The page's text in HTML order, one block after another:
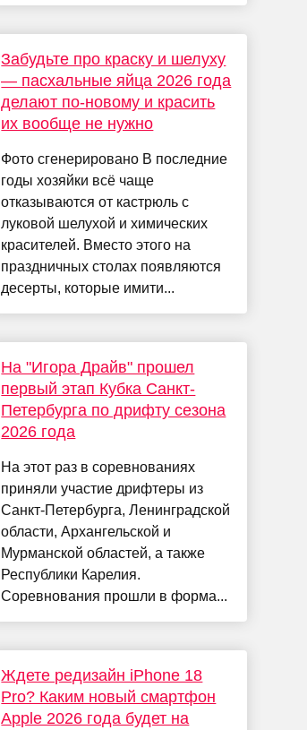
Забудьте про краску и шелуху
— пасхальные яйца 2026 года
делают по-новому и красить
их вообще не нужно
Фото сгенерировано В последние
годы хозяйки всё чаще
отказываются от кастрюль с
луковой шелухой и химических
красителей. Вместо этого на
праздничных столах появляются
десерты, которые имити...
На "Игора Драйв" прошел
первый этап Кубка Санкт-
Петербурга по дрифту сезона
2026 года
На этот раз в соревнованиях
приняли участие дрифтеры из
Санкт-Петербурга, Ленинградской
области, Архангельской и
Мурманской областей, а также
Республики Карелия.
Соревнования прошли в форма...
Ждете редизайн iPhone 18
Pro? Каким новый смартфон
Apple 2026 года будет на